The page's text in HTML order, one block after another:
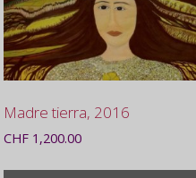
Madre tierra, 2016
CHF1,200.00